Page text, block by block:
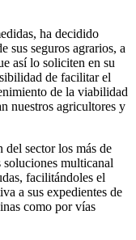
ha decidido
sus seguros agrarios, a
así lo soliciten en su
de facilitar el
de la viabilidad
nuestros agricultores y
sector los más de
multicanal
facilitándoles el
a sus expedientes de
como por vías